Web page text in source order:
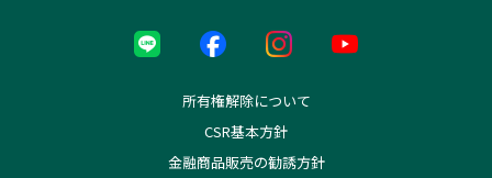
所有権解除について
CSR基本方針
金融商品販売の勧誘方針